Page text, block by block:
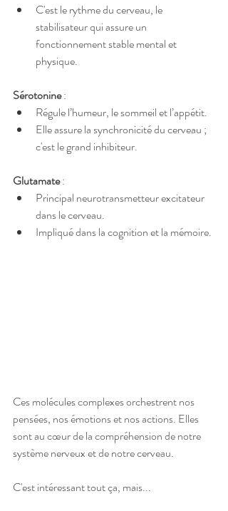
C'est le rythme du cerveau, le
stabilisateur qui assure un
fonctionnement stable mental et
physique.
Sérotonine :
Régule l’humeur, le sommeil et l’appétit.
Elle assure la synchronicité du cerveau ;
c'est le grand inhibiteur.
Glutamate :
Principal neurotransmetteur excitateur
dans le cerveau.
Impliqué dans la cognition et la mémoire.
Ces molécules complexes orchestrent nos
pensées, nos émotions et nos actions. Elles
sont au cœur de la compréhension de notre
système nerveux et de notre cerveau.
C'est intéressant tout ça, mais...